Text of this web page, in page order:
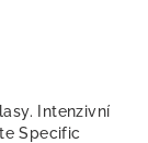
Intenzivní
Specific